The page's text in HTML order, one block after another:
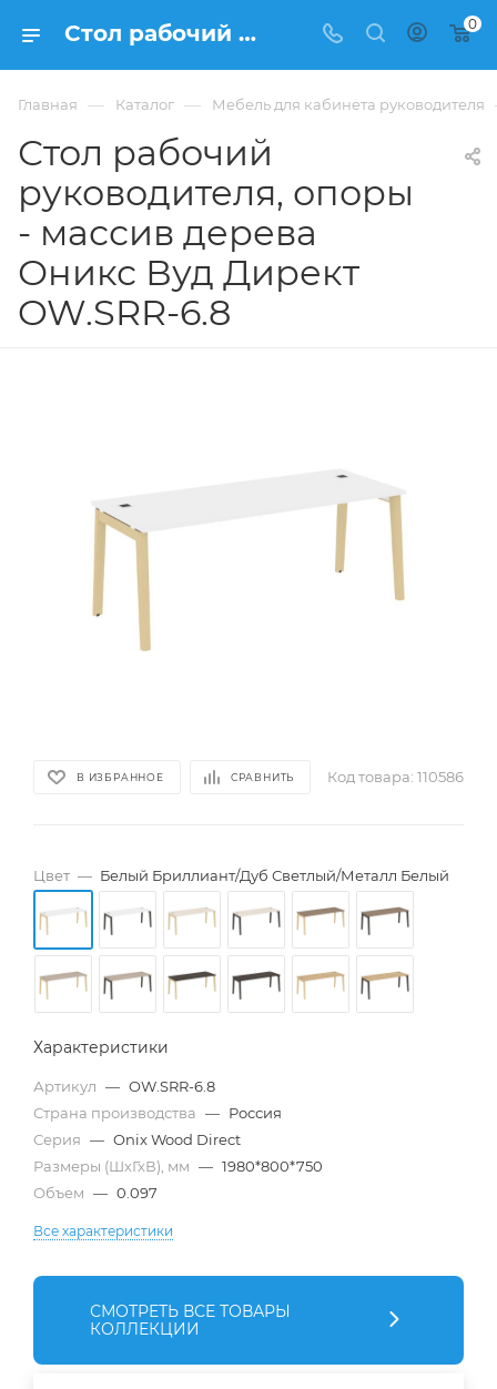
Стол рабочий руководителя, опоры - массив дерева Оникс Вуд Директ OW.SRR-6.8 из ЛДСП купить в Москве, цена 41 623 ₽. - интернет-магазин ФРАНКОМ 0
Главная — Каталог — Мебель для кабинета руководителя
Стол рабочий
руководителя, опоры
- массив дерева
Оникс Вуд Директ
OW.SRR-6.8
В ИЗБРАННОЕ СРАВНИТЬ Код товара: 110586
Цвет — Белый Бриллиант/Дуб Светлый/Металл Белый
Характеристики
Артикул — OW.SRR-6.8
Страна производства — Россия
Серия — Onix Wood Direct
Размеры (ШхГхВ), мм — 1980*800*750
Объем — 0.097
Все характеристики
СМОТРЕТЬ ВСЕ ТОВАРЫ
КОЛЛЕКЦИИ